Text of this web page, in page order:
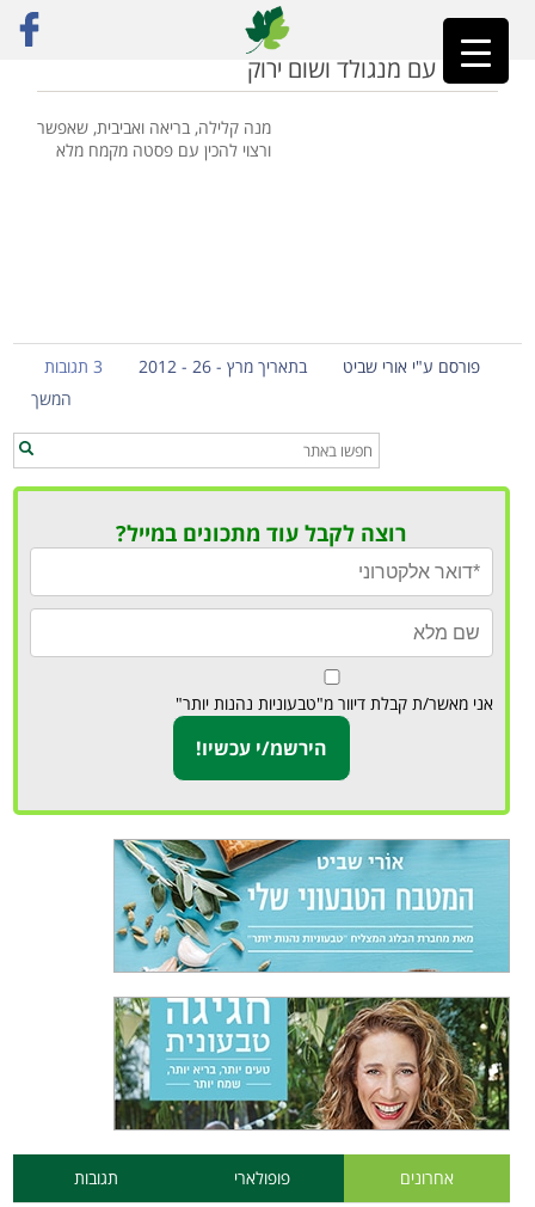
ראשי»פסטה ירוקה
פסטה עם מנגולד ושום ירוק
מנה קלילה, בריאה ואביבית, שאפשר
ורצוי להכין עם פסטה מקמח מלא
פורסם ע"י אורי שביט בתאריך מרץ - 26 - 2012
3 תגובות
המשך
רוצה לקבל עוד מתכונים במייל?
אני מאשר/ת קבלת דיוור מ"טבעוניות נהנות יותר"
אחרונים פופולארי תגובות